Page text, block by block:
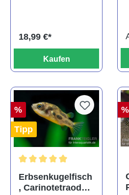
18,99 €*
Kaufen
%
Tipp
Durchschnittliche Bewertung
Erbsenkugelfisch
, Carinotetraodon
%